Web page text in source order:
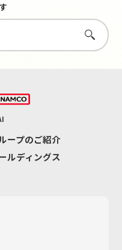
さがす
ープのご紹介
ルディングス